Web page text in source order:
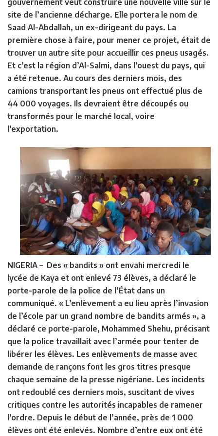
gouvernement veut construire une nouvelle ville sur le
site de l’ancienne décharge. Elle portera le nom de
Saad Al-Abdallah, un ex-dirigeant du pays. La
première chose à faire, pour mener ce projet, était de
trouver un autre site pour accueillir ces pneus usagés.
Et c’est la région d’Al-Salmi, dans l’ouest du pays, qui
a été retenue. Au cours des derniers mois, des
camions transportant les pneus ont effectué plus de
44 000 voyages. Ils devraient être découpés ou
transformés pour le marché local, voire
l’exportation.
NIGERIA – Des « bandits » ont envahi mercredi le
lycée de Kaya et ont enlevé 73 élèves, a déclaré le
porte-parole de la police de l’État dans un
communiqué. « L’enlèvement a eu lieu après l’invasion
de l’école par un grand nombre de bandits armés », a
déclaré ce porte-parole, Mohammed Shehu, précisant
que la police travaillait avec l’armée pour tenter de
libérer les élèves. Les enlèvements de masse avec
demande de rançons font les gros titres presque
chaque semaine de la presse nigériane. Les incidents
ont redoublé ces derniers mois, suscitant de vives
critiques contre les autorités incapables de ramener
l’ordre. Depuis le début de l’année, près de 1 000
élèves ont été enlevés. Nombre d’entre eux ont été